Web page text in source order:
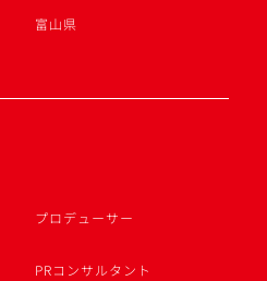
富山県
プロデューサー
PRコンサルタント